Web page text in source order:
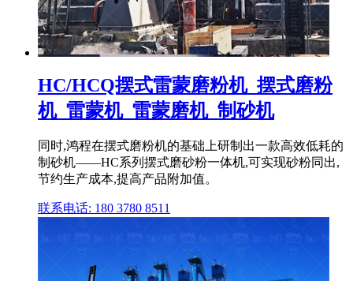
HC/HCQ摆式雷蒙磨粉机_摆式磨粉
机_雷蒙机_雷蒙磨机_制砂机
同时,鸿程在摆式磨粉机的基础上研制出一款高效低耗的
制砂机——HC系列摆式磨砂粉一体机,可实现砂粉同出,
节约生产成本,提高产品附加值。
联系电话: 180 3780 8511